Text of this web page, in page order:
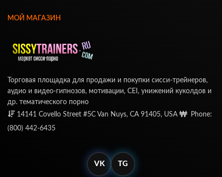
МОЙ МАГАЗИН
Торговая площадка для продажи и покупки сисси-трейнеров,
аудио и видео-гипнозов, мотивации, CEI, унижений куколдов и
др. тематического порно
14141 Covello Street #5C Van Nuys, CA 91405, USA
Phone:
(800) 442-6435
VK TG